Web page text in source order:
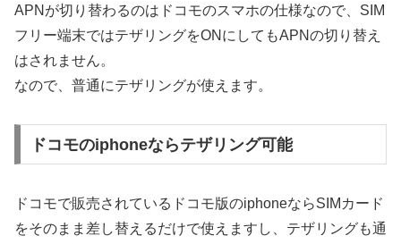
APNが切り替わるのはドコモのスマホの仕様なので、SIM
フリー端末ではテザリングをONにしてもAPNの切り替え
はされません。
なので、普通にテザリングが使えます。
ドコモのiphoneならテザリング可能
ドコモで販売されているドコモ版のiphoneならSIMカード
をそのまま差し替えるだけで使えますし、テザリングも通